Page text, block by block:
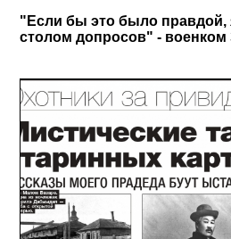
"Если бы это было правдой,
столом допросов" - военком